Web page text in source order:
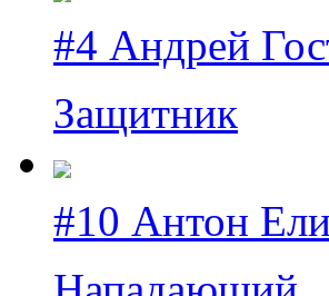
#4 Андрей
Защитник
#10 Антон